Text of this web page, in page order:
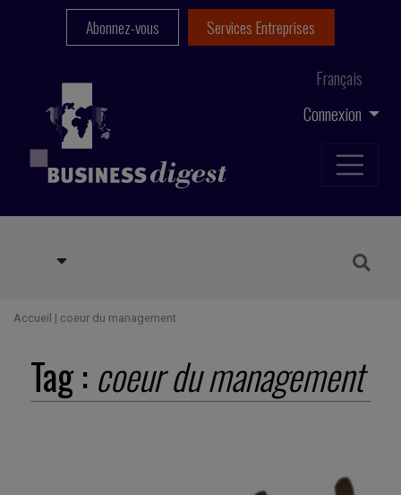
Connexion
Français
Abonnez-vous Services Entreprises
Accueil | coeur du management
Tag : coeur du management